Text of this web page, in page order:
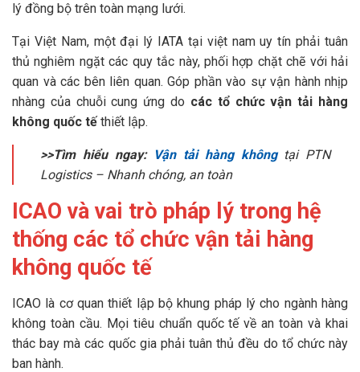
lý đồng bộ trên toàn mạng lưới.
Tại Việt Nam, một đại lý IATA tại việt nam uy tín phải tuân
thủ nghiêm ngặt các quy tắc này, phối hợp chặt chẽ với hải
quan và các bên liên quan. Góp phần vào sự vận hành nhịp
nhàng của chuỗi cung ứng do các tổ chức vận tải hàng
không quốc tế thiết lập.
>>Tìm hiểu ngay: Vận tải hàng khôngtại PTN
Logistics – Nhanh chóng, an toàn
ICAO và vai trò pháp lý trong hệ
thống các tổ chức vận tải hàng
không quốc tế
ICAO là cơ quan thiết lập bộ khung pháp lý cho ngành hàng
không toàn cầu. Mọi tiêu chuẩn quốc tế về an toàn và khai
thác bay mà các quốc gia phải tuân thủ đều do tổ chức này
ban hành.